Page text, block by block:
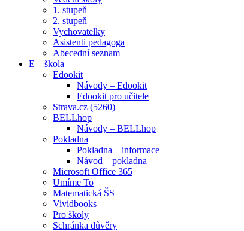
1. stupeň
2. stupeň
Vychovatelky
Asistenti pedagoga
Abecední seznam
E – škola
Edookit
Návody – Edookit
Edookit pro učitele
Strava.cz (5260)
BELLhop
Návody – BELLhop
Pokladna
Pokladna – informace
Návod – pokladna
Microsoft Office 365
Umíme To
Matematická ŠS
Vividbooks
Pro školy
Schránka důvěry